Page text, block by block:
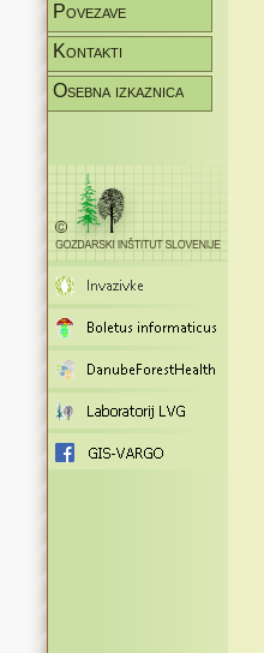
Povezave
Kontakti
Osebna izkaznica